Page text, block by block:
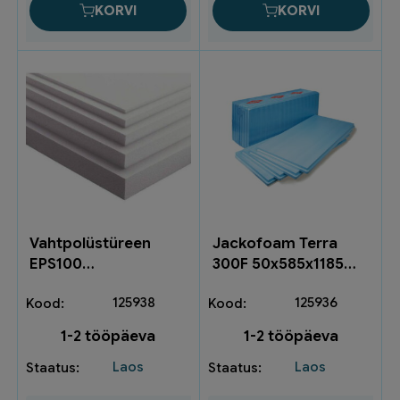
KORVI KORVI
Vahtpolüstüreen
EPS100
10tk/pk
125938
1-2 tööpäeva
Laos
Jackofoam Terra
300F 50x585x1185
125936
1-2 tööpäeva
Laos